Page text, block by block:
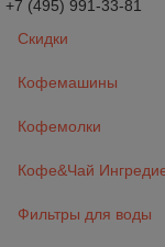
+7 (495) 991-33-81
Скидки
Кофемашины
Кофемолки
Кофе&Чай
Фильтры для воды